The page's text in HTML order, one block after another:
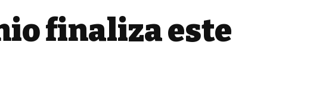
finaliza este